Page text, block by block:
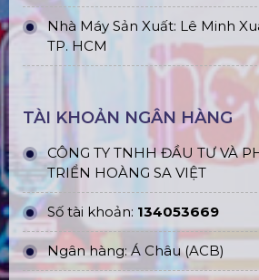
Nhà Máy Sản Xuất: Lê Minh
TP. HCM
TÀI KHOẢN NGÂN HÀNG
CÔNG TY TNHH ĐẦU TƯ VÀ
TRIỂN HOÀNG SA VIỆT
Số tài khoản: 134053669
Ngân hàng: Á Châu (ACB)